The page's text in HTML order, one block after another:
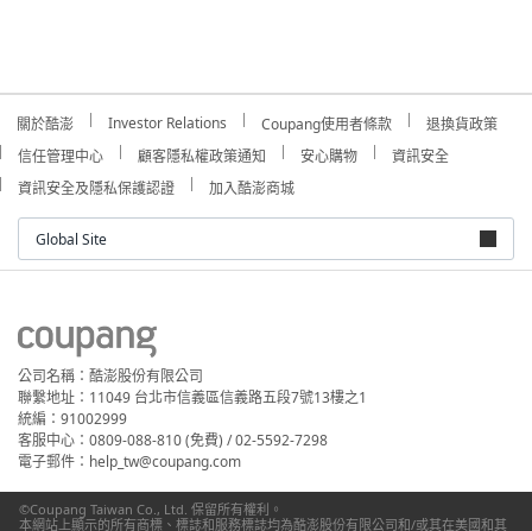
關於酷澎 Investor Relations Coupang使用者條款
退換貨政策
信任管理中心
顧客隱私權政策通知 安心購物
資訊安全
資訊安全及隱私保護認證
加入酷澎商城
Global Site
公司名稱：酷澎股份有限公司
聯繫地址：11049 台北市信義區信義路五段7號13樓之1
統編：91002999
客服中心：0809-088-810 (免費) / 02-5592-7298
電子郵件：help_tw@coupang.com
©Coupang Taiwan Co., Ltd. 保留所有權利。
本網站上顯示的所有商標、標誌和服務標誌均為酷澎股份有限公司和/或其在美國和其